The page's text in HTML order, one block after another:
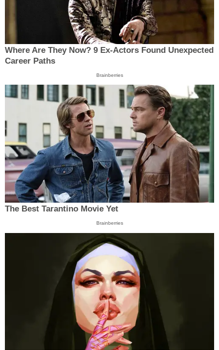
Where Are They Now? 9 Ex-Actors Found Unexpected
Career Paths
Brainberries
The Best Tarantino Movie Yet
Brainberries